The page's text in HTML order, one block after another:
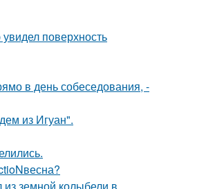
поверхность
в день собеседования, -
из Игуан".